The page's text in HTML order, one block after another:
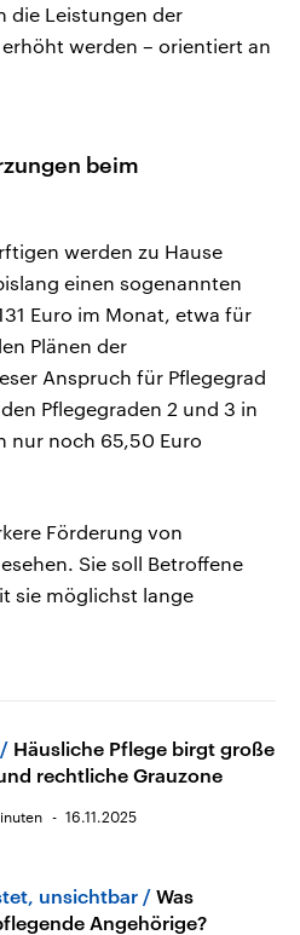
die Leistungen der
erhöht werden – orientiert an
beim
werden zu Hause
einen sogenannten
Euro im Monat, etwa für
Plänen der
Anspruch für Pflegegrad
Pflegegraden 2 und 3 in
nur noch 65,50 Euro
Förderung von
Sie soll Betroffene
sie möglichst lange
Häusliche Pflege birgt große
rechtliche Grauzone
16.11.2025
unsichtbar
Was
Angehörige?